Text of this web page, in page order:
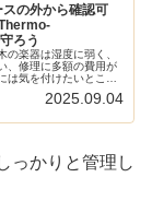
の外から確認可
ろう
の楽器は湿度に弱く、
、修理に多額の費用が
は気を付けたいところ
といくら湿度計を入れ
2025.09.04
っかりと管理し